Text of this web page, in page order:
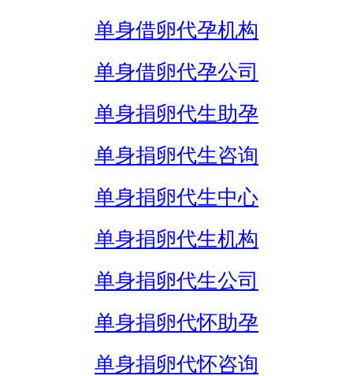
单身借卵代孕机构
单身借卵代孕公司
单身捐卵代生助孕
单身捐卵代生咨询
单身捐卵代生中心
单身捐卵代生机构
单身捐卵代生公司
单身捐卵代怀助孕
单身捐卵代怀咨询